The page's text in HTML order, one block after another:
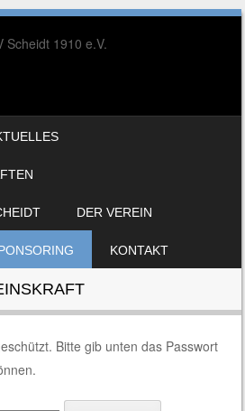
DER VEREIN
KONTAKT
Bitte gib unten das Passwort